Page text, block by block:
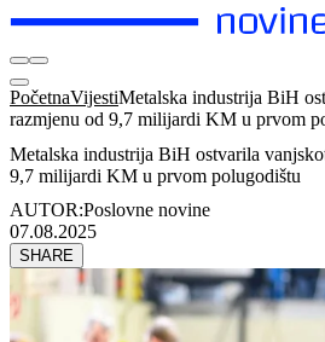
PočetnaVijestiMetalska industrija BiH
razmjenu od 9,7 milijardi KM u prvom
Metalska industrija BiH ostvarila
9,7 milijardi KM u prvom polugodištu
AUTOR:Poslovne novine
07.08.2025
SHARE